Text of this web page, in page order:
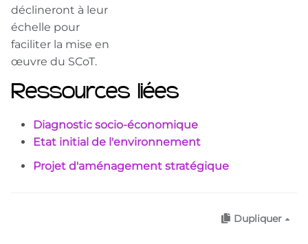
déclineront à leur
échelle pour
faciliter la mise en
œuvre du SCoT.
Ressources liées
Diagnostic socio-économique
Etat initial de l'environnement
Projet d'aménagement stratégique
Dupliquer